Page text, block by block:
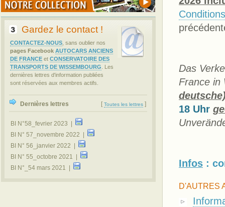
Gardez le contact !
CONTACTEZ-NOUS , sans oublier nos
pages Facebook AUTOCARS ANCIENS
DE FRANCE et CONSERVATOIRE DES
TRANSPORTS DE WISSEMBOURG . Les
dernières lettres d'information publiées
sont réservées aux membres actifs.
Dernières lettres [ Toutes les lettres ]
BI N°58_fevrier 2023 |
BI N° 57_novembre 2022 |
BI N° 56_janvier 2022 |
BI N° 55_octobre 2021 |
BI N°_54 mars 2021 |
Das
France in
18 Uhr
Infos :
D'AUTRES